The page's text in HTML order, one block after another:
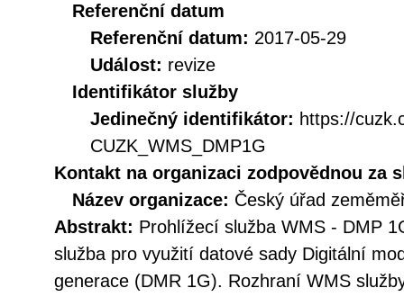
Referenční datum
Referenční datum: 2017-05-29
Událost: revize
Identifikátor služby
Jedinečný identifikátor: https://
CUZK_WMS_DMP1G
Kontakt na organizaci zodpovědnou za
Název organizace: Český úřad
Abstrakt: Prohlížecí služba WMS - DMP
služba pro využití datové sady Digitální
generace (DMR 1G). Rozhraní WMS